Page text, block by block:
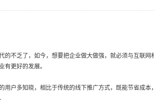
乏了，如今，想要把企业做大做强，就必须与互联网
更好的发展。
多知晓，相比于传统的线下推广方式，既能节省成本